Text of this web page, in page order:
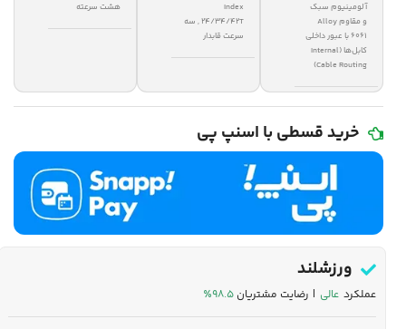
آلومینیوم سبک
و مقاوم Alloy
6061 با عبور داخلی
کابل‌ها (Internal
Cable Routing)
Index
24/34/42T
, سه
سرعت قابدار
هشت سرعته
خرید قسطی با اسنپ پی
ورزشلند
عملکرد عالی | رضایت مشتریان ۹۸.۵٪